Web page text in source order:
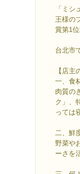
「ミ
王様の
賞第1位
台北市
【店主
一、食
肉質の
ク」、
っては
二、鮮
野菜や
ーさを